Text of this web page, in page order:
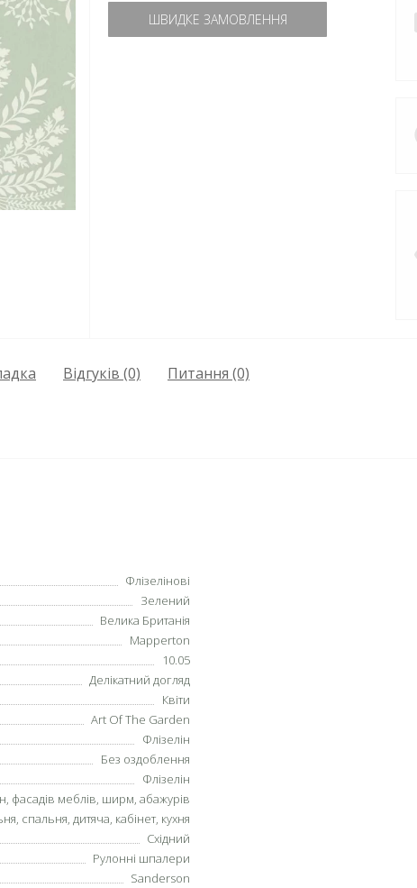
ШВИДКЕ ЗАМОВЛЕННЯ
Відгуків (0) Питання (0)
Флізелінові
Зелений
Велика Британія
Mapperton
10.05
Делікатний догляд
Квіти
Art Of The Garden
Флізелін
Без оздоблення
Флізелін
фасадів меблів, ширм, абажурів
спальня, дитяча, кабінет, кухня
Східний
Рулонні шпалери
Sanderson